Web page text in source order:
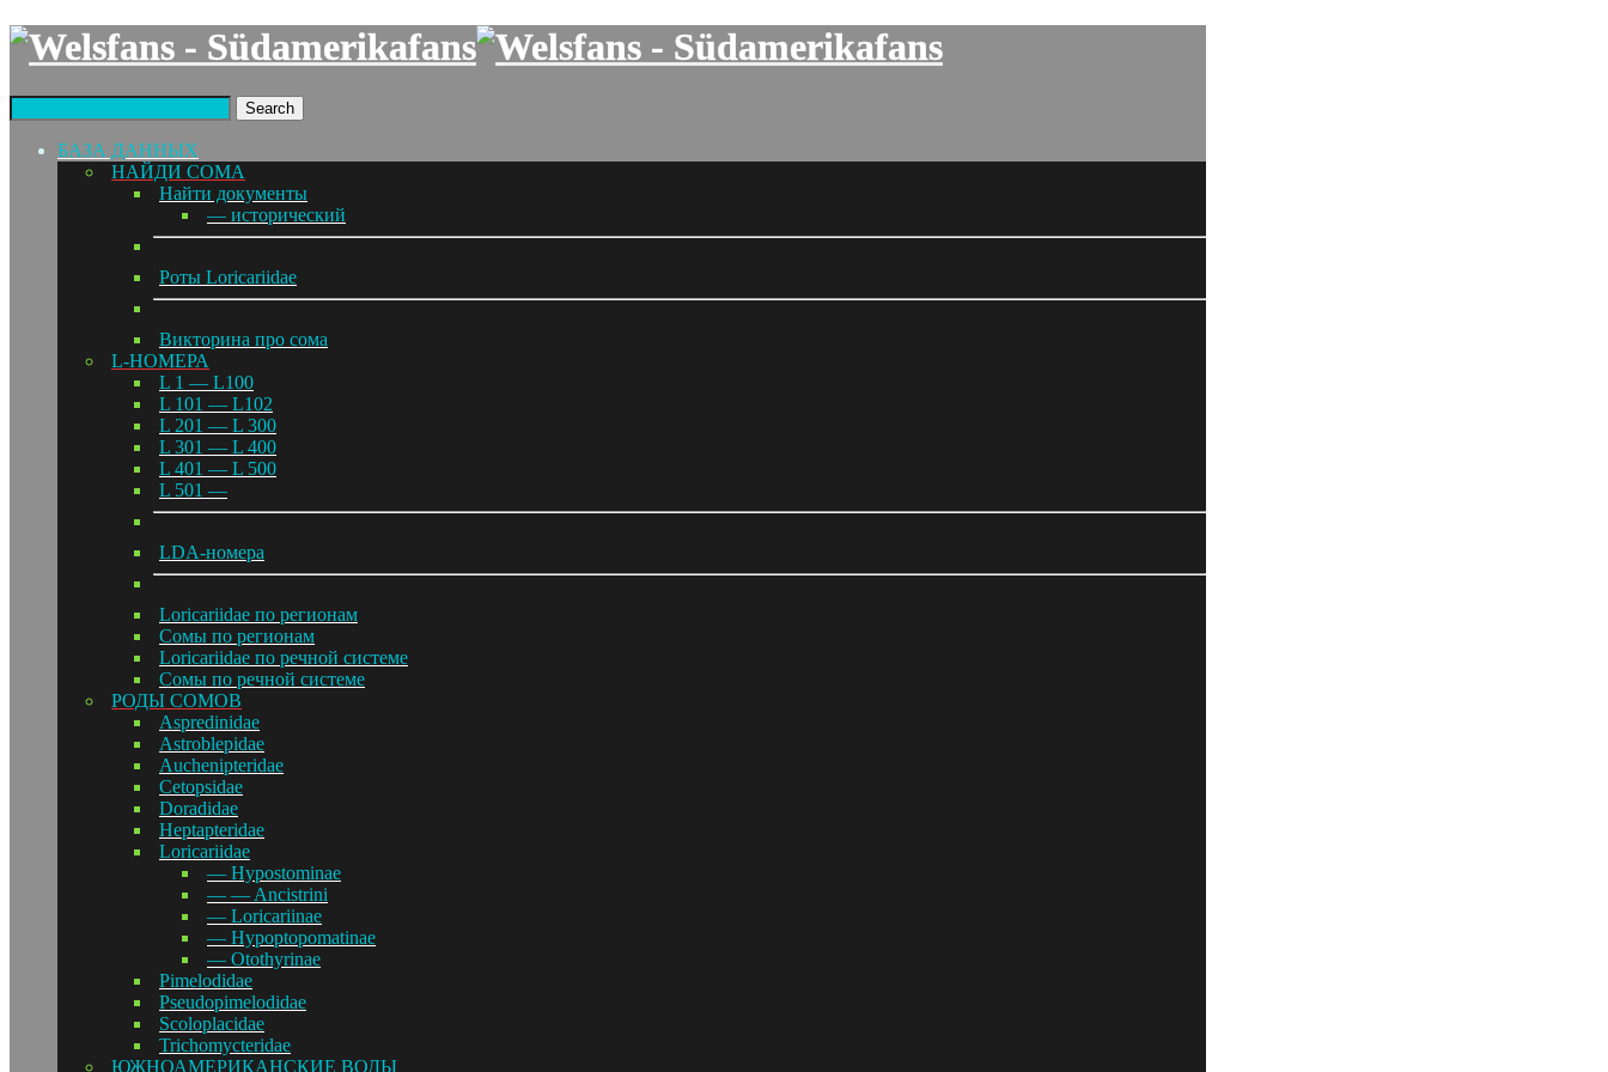
Search
БАЗА ДАННЫХ
НАЙДИ СОМА
Найти документы
— исторический
Роты Loricariidae
Викторина про сома
L-НОМЕРА
L 1 — L100
L 101 — L102
L 201 — L 300
L 301 — L 400
L 401 — L 500
L 501 —
LDA-номера
Loricariidae по регионам
Сомы по регионам
Loricariidae по речной системе
Сомы по речной системе
РОДЫ СОМОВ
Aspredinidae
Astroblepidae
Auchenipteridae
Cetopsidae
Doradidae
Heptapteridae
Loricariidae
— Hypostominae
— — Ancistrini
— Loricariinae
— Hypoptopomatinae
— Otothyrinae
Pimelodidae
Pseudopimelodidae
Scoloplacidae
Trichomycteridae
ЮЖНОАМЕРИКАНСКИЕ ВОДЫ